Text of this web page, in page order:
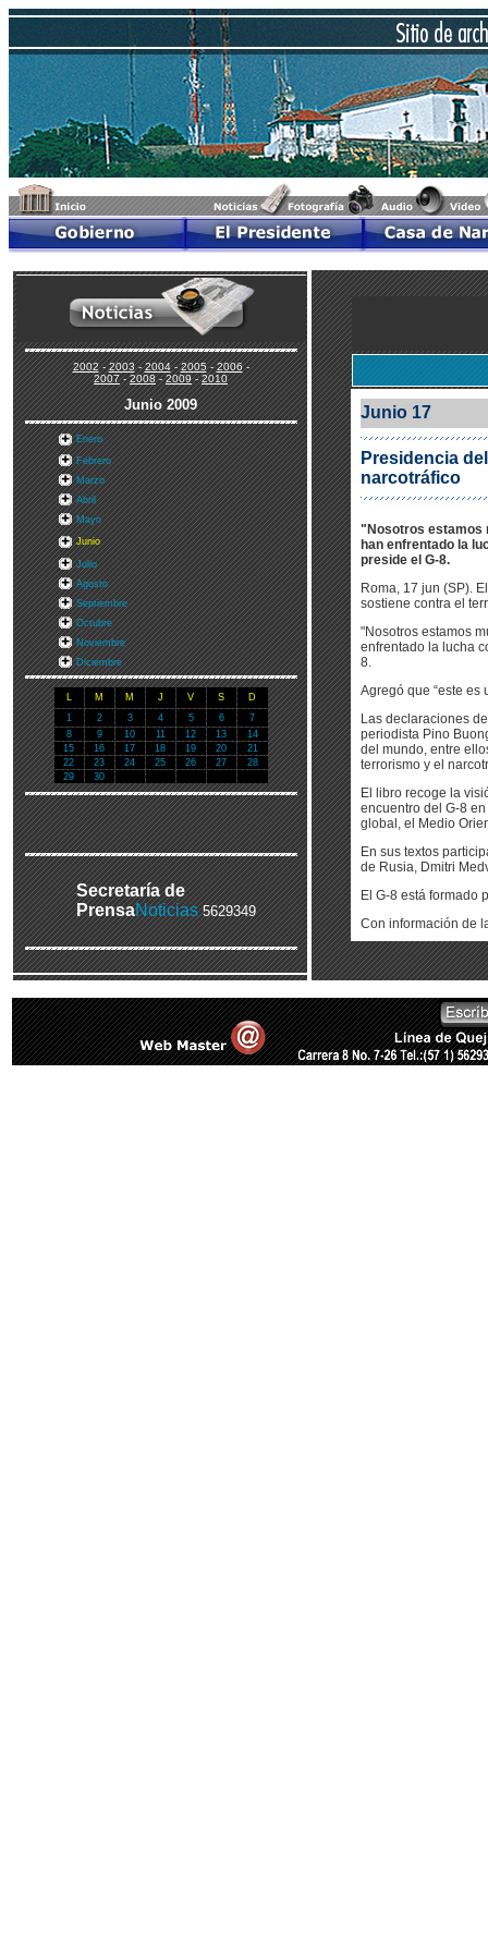
2002-2003-2004-2005-2006-
2007-2008-2009-2010
Junio 2009
Enero
Febrero
Marzo
Abril
Mayo
Junio
Julio
Agosto
Septiembre
Octubre
Noviembre
Diciembre
L M M J V S
D
1
2 3 4 5 6
7
8
9 10 11 12 13
14
15
16 17 18 19 20
21
22
23 24 25 26 27
28
29
30
Secretaría de
PrensaNoticias 5629349
Junio 17
Presidencia
narcotráfico
"Nosotros estamos
han enfrentado la
preside el G-8.
Roma, 17 jun (SP).
sostiene contra el
"Nosotros estamos
enfrentado la lucha
8.
Agregó que “este es
Las declaraciones
periodista Pino
del mundo, entre
terrorismo y el
El libro recoge la
encuentro del G-8
global, el Medio
En sus textos
de Rusia, Dmitri
El G-8 está formado
Con información de